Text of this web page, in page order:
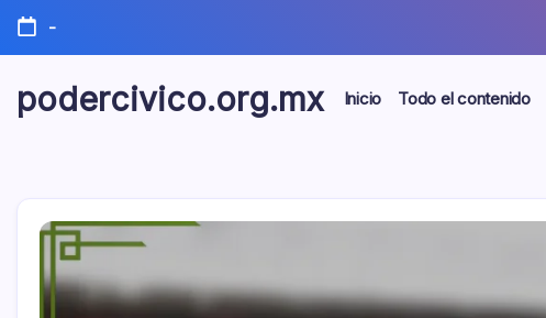
Skip
content
-
podercivico.org.mx Inicio Todo el contenido